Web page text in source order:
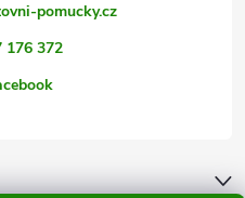
pomucky.cz
176 372